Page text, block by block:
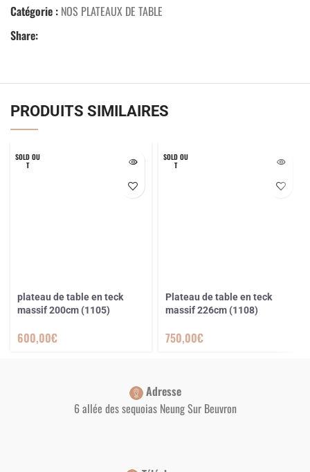
Catégorie : NOS PLATEAUX DE TABLE
Share:
PRODUITS SIMILAIRES
SOLD OU
T
plateau de table en teck
massif 200cm (1105)
600,00€
SOLD OU
T
Plateau de table en teck
massif 226cm (1108)
750,00€
Adresse
6 allée des sequoias Neung Sur Beuvron